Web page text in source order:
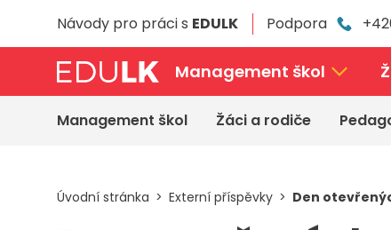
Návody pro práci s EDULK Podpora
Management škol
Management škol Žáci a rodiče
Úvodní stránka Externí příspěvky Den